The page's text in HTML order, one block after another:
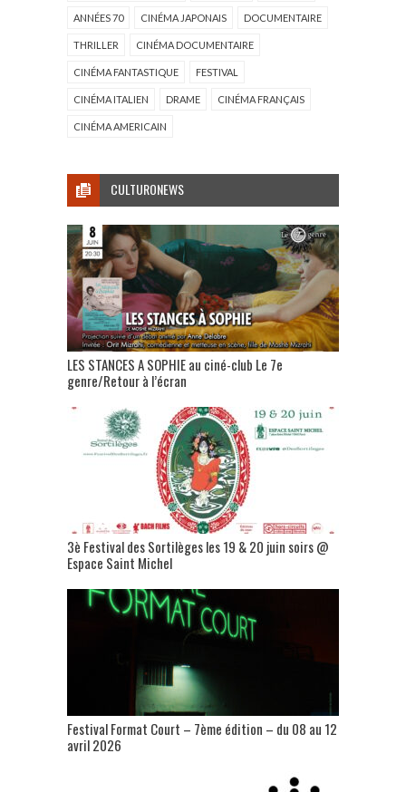
ANNÉES 70 CINÉMA JAPONAIS DOCUMENTAIRE
THRILLER CINÉMA DOCUMENTAIRE
CINÉMA FANTASTIQUE FESTIVAL
CINÉMA ITALIEN DRAME CINÉMA FRANÇAIS
CINÉMA AMERICAIN
CULTURONEWS
LES STANCES A SOPHIE au ciné-club Le 7e
genre/Retour à l’écran
3è Festival des Sortilèges les 19 & 20 juin soirs @
Espace Saint Michel
Festival Format Court – 7ème édition – du 08 au 12
avril 2026